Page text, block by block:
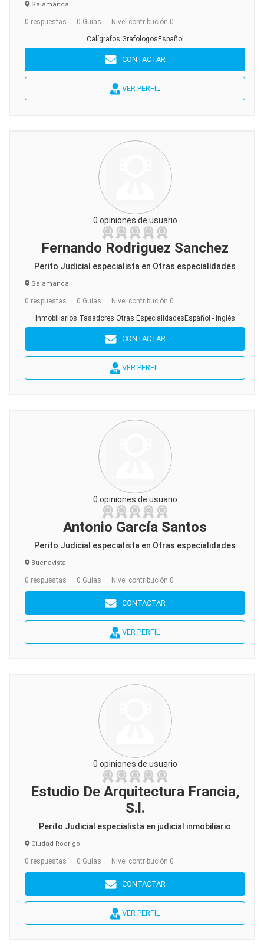
Salamanca
0 respuestas 0 Guías Nivel contribución 0
Calígrafos GrafologosEspañol
CONTACTAR
VER PERFIL
0 opiniones de usuario
Fernando Rodriguez Sanchez
Perito Judicial especialista en Otras especialidades
Salamanca
0 respuestas 0 Guías Nivel contribución 0
Inmobiliarios Tasadores Otras EspecialidadesEspañol - Inglés
CONTACTAR
VER PERFIL
0 opiniones de usuario
Antonio García Santos
Perito Judicial especialista en Otras especialidades
Buenavista
0 respuestas 0 Guías Nivel contribución 0
CONTACTAR
VER PERFIL
0 opiniones de usuario
Estudio De Arquitectura Francia,
S.l.
Perito Judicial especialista en judicial inmobiliario
Ciudad Rodrigo
0 respuestas 0 Guías Nivel contribución 0
CONTACTAR
VER PERFIL